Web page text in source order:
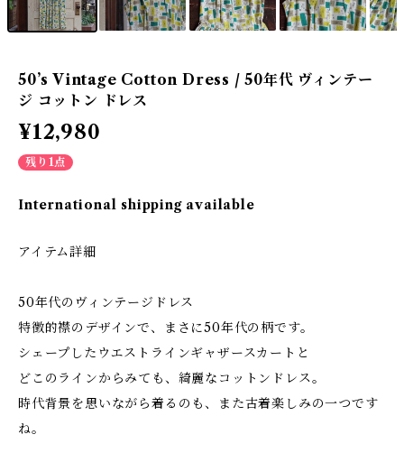
50’s Vintage Cotton Dress / 50年代 ヴィンテー
ジ コットン ドレス
¥12,980
残り1点
International shipping available
アイテム詳細
50年代のヴィンテージドレス
特徴的襟のデザインで、まさに50年代の柄です。
シェープしたウエストラインギャザースカートと
どこのラインからみても、綺麗なコットンドレス。
時代背景を思いながら着るのも、また古着楽しみの一つです
ね。